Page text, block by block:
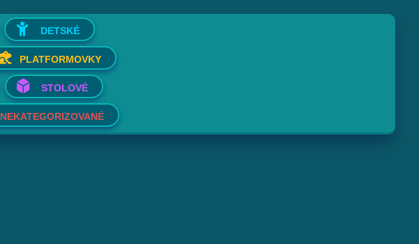
DETSKÉ
PLATFORMOVKY
STOLOVÉ
NEKATEGORIZOVANÉ